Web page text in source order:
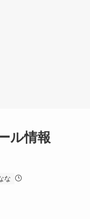
ル情報
な